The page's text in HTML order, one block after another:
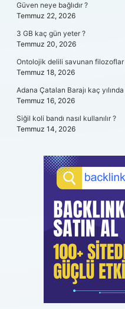
Güven neye bağlıdır ?
Temmuz 22, 2026
3 GB kaç gün yeter ?
Temmuz 20, 2026
Ontolojik delili savunan filozoflar
Temmuz 18, 2026
Adana Çatalan Barajı kaç yılında
Temmuz 16, 2026
Siğil koli bandı nasıl kullanılır ?
Temmuz 14, 2026